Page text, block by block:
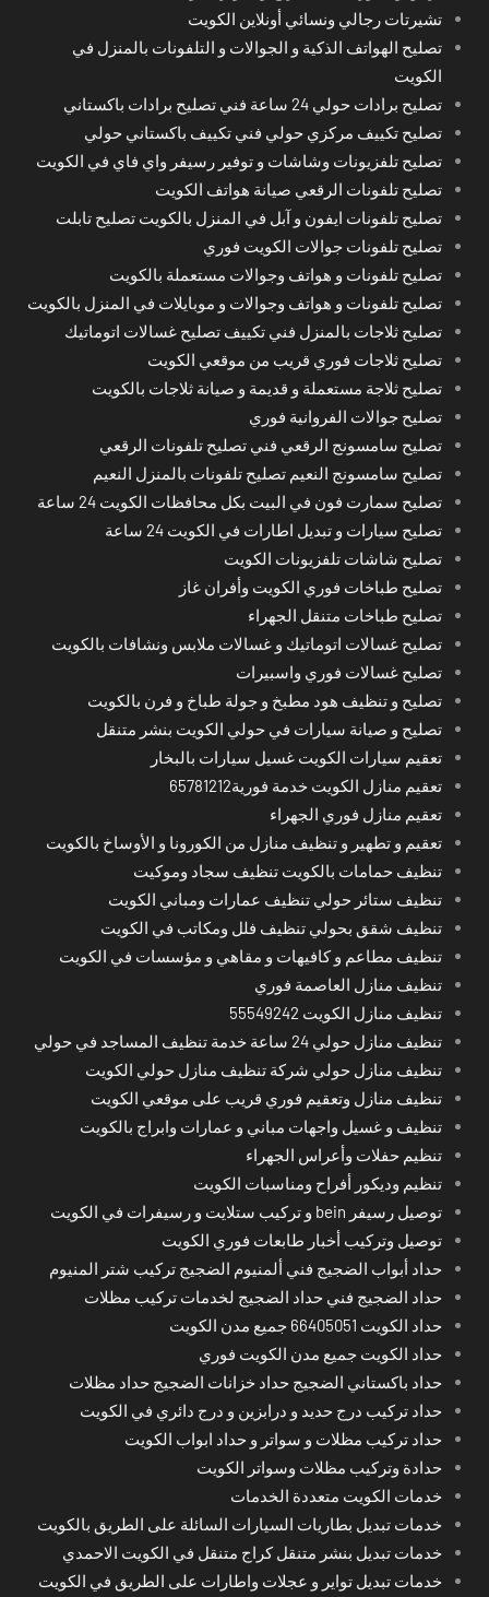
تشيرتات رجالي ونسائي أونلاين الكويت
تصليح الهواتف الذكية و الجوالات و التلفونات بالمنزل في
الكويت
تصليح برادات حولي 24 ساعة فني تصليح برادات باكستاني
تصليح تكييف مركزي حولي فني تكييف باكستاني حولي
تصليح تلفزيونات وشاشات و توفير رسيفر واي فاي في الكويت
تصليح تلفونات الرقعي صيانة هواتف الكويت
تصليح تلفونات ايفون و آبل في المنزل بالكويت تصليح تابلت
تصليح تلفونات جوالات الكويت فوري
تصليح تلفونات و هواتف وجوالات مستعملة بالكويت
تصليح تلفونات و هواتف وجوالات و موبايلات في المنزل بالكويت
تصليح ثلاجات بالمنزل فني تكييف تصليح غسالات اتوماتيك
تصليح ثلاجات فوري قريب من موقعي الكويت
تصليح ثلاجة مستعملة و قديمة و صيانة ثلاجات بالكويت
تصليح جوالات الفروانية فوري
تصليح سامسونج الرقعي فني تصليح تلفونات الرقعي
تصليح سامسونج النعيم تصليح تلفونات بالمنزل النعيم
تصليح سمارت فون في البيت بكل محافظات الكويت 24 ساعة
تصليح سيارات و تبديل اطارات في الكويت 24 ساعة
تصليح شاشات تلفزيونات الكويت
تصليح طباخات فوري الكويت وأفران غاز
تصليح طباخات متنقل الجهراء
تصليح غسالات اتوماتيك و غسالات ملابس ونشافات بالكويت
تصليح غسالات فوري واسبيرات
تصليح و تنظيف هود مطبخ و جولة طباخ و فرن بالكويت
تصليح و صيانة سيارات في حولي الكويت بنشر متنقل
تعقيم سيارات الكويت غسيل سيارات بالبخار
تعقيم منازل الكويت خدمة فورية65781212
تعقيم منازل فوري الجهراء
تعقيم و تطهير و تنظيف منازل من الكورونا و الأوساخ بالكويت
تنظيف حمامات بالكويت تنظيف سجاد وموكيت
تنظيف ستائر حولي تنظيف عمارات ومباني الكويت
تنظيف شقق بحولي تنظيف فلل ومكاتب في الكويت
تنظيف مطاعم و كافيهات و مقاهي و مؤسسات في الكويت
تنظيف منازل العاصمة فوري
تنظيف منازل الكويت 55549242
تنظيف منازل حولي 24 ساعة خدمة تنظيف المساجد في حولي
تنظيف منازل حولي شركة تنظيف منازل حولي الكويت
تنظيف منازل وتعقيم فوري قريب على موقعي الكويت
تنظيف و غسيل واجهات مباني و عمارات وابراج بالكويت
تنظيم حفلات وأعراس الجهراء
تنظيم وديكور أفراح ومناسبات الكويت
توصيل رسيفر bein و تركيب ستلايت و رسيفرات في الكويت
توصيل وتركيب أخبار طابعات فوري الكويت
حداد أبواب الضجيج فني ألمنيوم الضجيج تركيب شتر المنيوم
حداد الضجيج فني حداد الضجيج لخدمات تركيب مظلات
حداد الكويت 66405051 جميع مدن الكويت
حداد الكويت جميع مدن الكويت فوري
حداد باكستاني الضجيج حداد خزانات الضجيج حداد مظلات
حداد تركيب درج حديد و درابزين و درج دائري في الكويت
حداد تركيب مظلات و سواتر و حداد ابواب الكويت
حدادة وتركيب مظلات وسواتر الكويت
خدمات الكويت متعددة الخدمات
خدمات تبديل بطاريات السيارات السائلة على الطريق بالكويت
خدمات تبديل بنشر متنقل كراج متنقل في الكويت الاحمدي
خدمات تبديل تواير و عجلات واطارات على الطريق في الكويت